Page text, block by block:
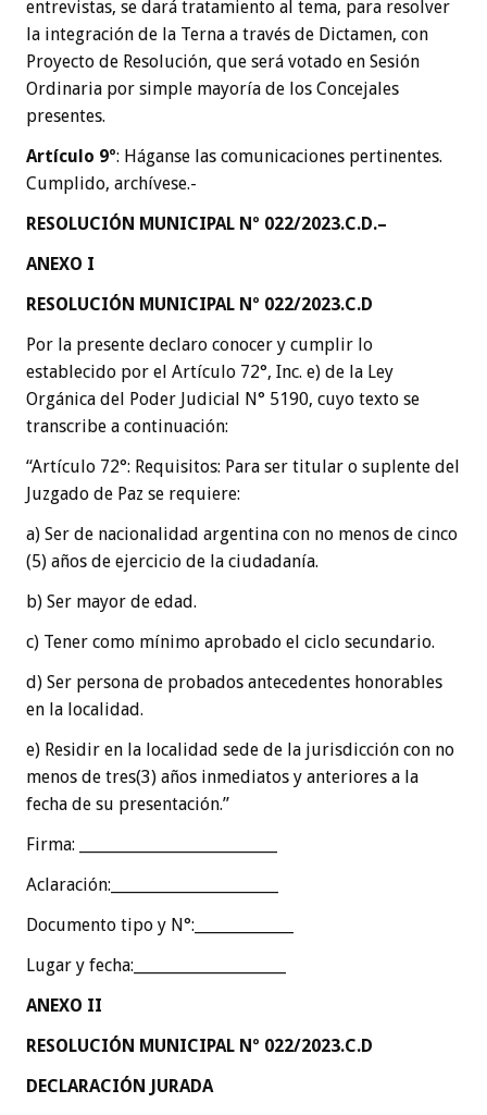
entrevistas, se dará tratamiento al tema, para resolver
la integración de la Terna a través de Dictamen, con
Proyecto de Resolución, que será votado en Sesión
Ordinaria por simple mayoría de los Concejales
presentes.
Artículo 9º: Háganse las comunicaciones pertinentes.
Cumplido, archívese.-
RESOLUCIÓN MUNICIPAL Nº 022/2023.C.D.–
ANEXO I
RESOLUCIÓN MUNICIPAL Nº 022/2023.C.D
Por la presente declaro conocer y cumplir lo
establecido por el Artículo 72°, Inc. e) de la Ley
Orgánica del Poder Judicial N° 5190, cuyo texto se
transcribe a continuación:
“Artículo 72°: Requisitos: Para ser titular o suplente del
Juzgado de Paz se requiere:
a) Ser de nacionalidad argentina con no menos de cinco
(5) años de ejercicio de la ciudadanía.
b) Ser mayor de edad.
c) Tener como mínimo aprobado el ciclo secundario.
d) Ser persona de probados antecedentes honorables
en la localidad.
e) Residir en la localidad sede de la jurisdicción con no
menos de tres(3) años inmediatos y anteriores a la
fecha de su presentación.”
Firma: __________________________
Aclaración:______________________
Documento tipo y N°:_____________
Lugar y fecha:____________________
ANEXO II
RESOLUCIÓN MUNICIPAL Nº 022/2023.C.D
DECLARACIÓN JURADA